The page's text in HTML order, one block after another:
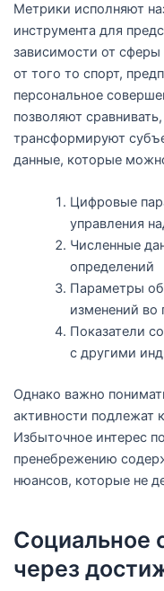
Метрики исполняют
инструмента для
зависимости от сферы
от того то спорт,
персональное
позволяют
трансформируют
данные, которые
Цифровые
управления
Численные
определений
Параметры
изменений во
Показатели
с другими
Однако важно
активности подлежат
Избыточное интерес
пренебрежению
нюансов, которые не
Социальное
через